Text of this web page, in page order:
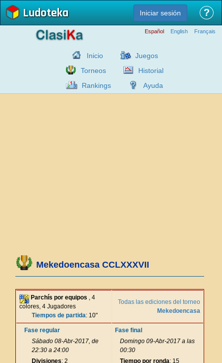
Ludoteka Iniciar sesión ?
Español English Français
Inicio
Juegos
Torneos
Historial
Rankings
Ayuda
Mekedoencasa CCLXXXVII
Parchís por equipos , 4
colores, 4 Jugadores
Tiempos de partida: 10"
Todas las ediciones del torneo
Mekedoencasa
Fase regular
Sábado 08-Abr-2017, de
22:30 a 24:00
Divisiones: 2
Fase final
Domingo 09-Abr-2017 a las
00:30
Tiempo por ronda: 15